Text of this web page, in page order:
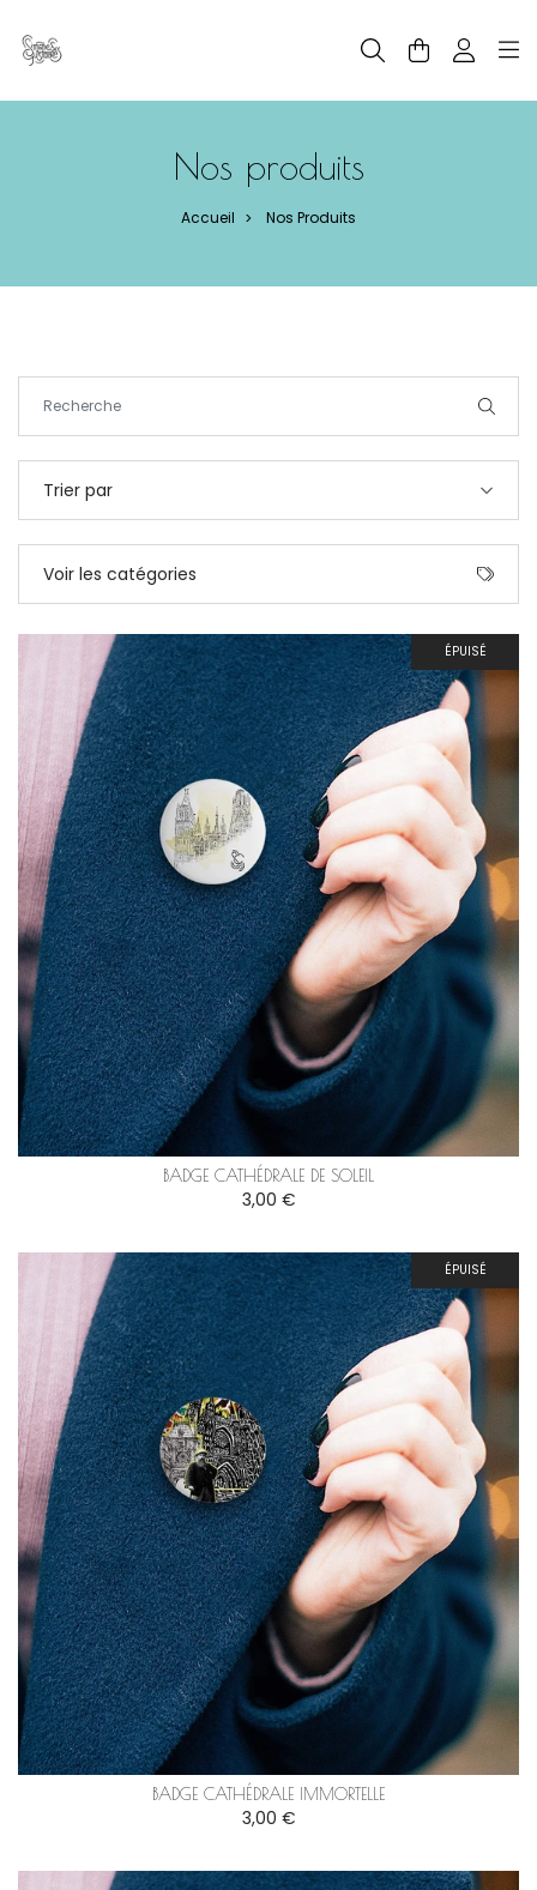
Nos produits
Accueil > Nos Produits
Trier par
Voir les catégories
ÉPUISÉ
BADGE CATHÉDRALE DE SOLEIL
3,00 €
ÉPUISÉ
BADGE CATHÉDRALE IMMORTELLE
3,00 €